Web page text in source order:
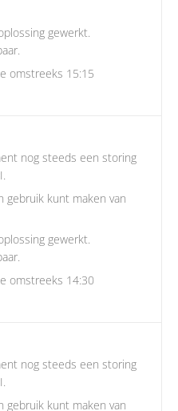
gewerkt.
omstreeks 15:15
nog steeds een storing
gebruik kunt maken van
gewerkt.
omstreeks 14:30
nog steeds een storing
gebruik kunt maken van